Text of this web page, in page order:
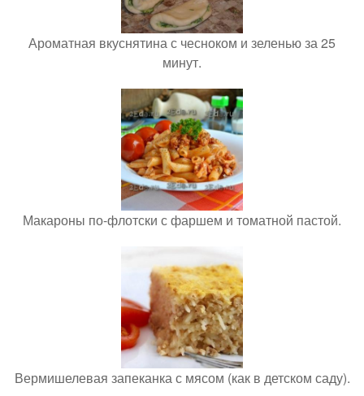
Ароматная вкуснятина с чесноком и зеленью за 25
минут.
Макароны по-флотски с фаршем и томатной пастой.
Вермишелевая запеканка с мясом (как в детском саду).